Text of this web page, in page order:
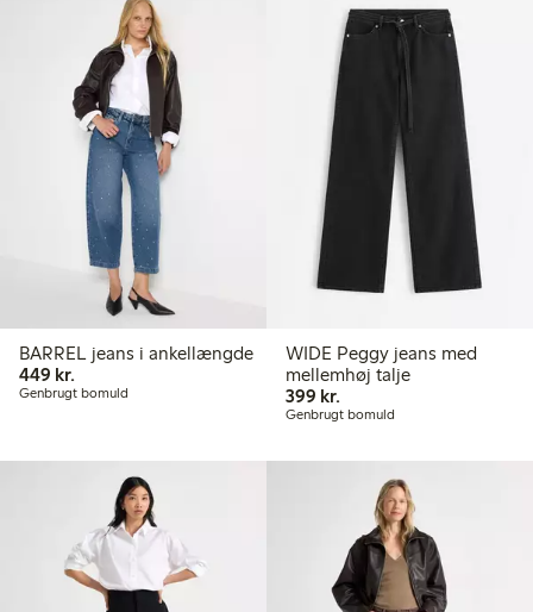
BARREL jeans i ankellængde
449 kr.
Genbrugt bomuld
WIDE Peggy jeans med
mellemhøj talje
399 kr.
Genbrugt bomuld